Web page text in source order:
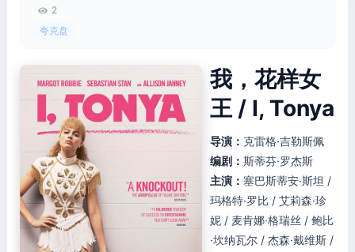
2
夸克盘
我，花样女
王 / I, Tonya
导演： 克雷格·吉勒斯佩
编剧： 斯蒂芬·罗杰斯
主演： 塞巴斯蒂安·斯坦 /
玛格特·罗比 / 艾莉森·珍
妮 / 麦肯娜·格瑞丝 / 鲍比
·坎纳瓦尔 / 杰森·戴维斯 /